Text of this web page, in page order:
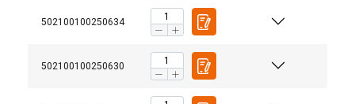
502100100250634
502100100250630